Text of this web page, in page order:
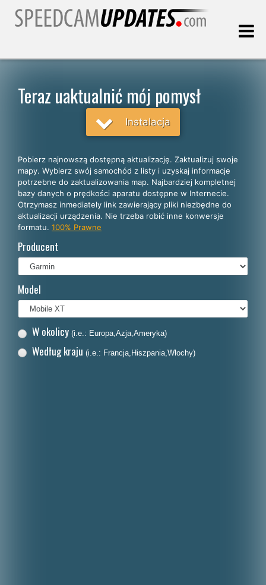
Polski
English
Español
Deutsch
Italiano
Dansk
Teraz uaktualnić mój pomysł
Instalacja
Pobierz najnowszą dostępną aktualizację. Zaktualizuj swoje
mapy. Wybierz swój samochód z listy i uzyskaj informacje
potrzebne do zaktualizowania map. Najbardziej kompletnej
bazy danych o prędkości aparatu dostępne w Internecie.
Otrzymasz inmediately link zawierający pliki niezbędne do
aktualizacji urządzenia. Nie trzeba robić inne konwersje
formatu. 100% Prawne
Producent
Model
W okolicy (i.e.: Europa,Azja,Ameryka)
Według kraju (i.e.: Francja,Hiszpania,Włochy)